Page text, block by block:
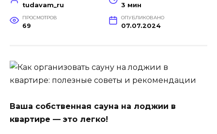
tudavam_ru 3 мин
ПРОСМОТРОВ
69
ОПУБЛИКОВАНО
07.07.2024
Ваша собственная сауна на лоджии в
квартире — это легко!